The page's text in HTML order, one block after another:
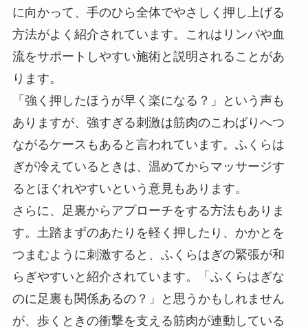
に向かって、手のひら全体でやさしく押し上げる
方法がよく紹介されています。これはリンパや血
流をサポートしやすい施術と説明されることがあ
ります。
「強く押したほうが早く楽になる？」という声も
ありますが、強すぎる刺激は筋肉のこわばりへつ
ながるケースもあると言われています。ふくらは
ぎが冷えているときは、温めてからマッサージす
るとほぐれやすいという意見もあります。
さらに、足裏からアプローチをする方法もありま
す。土踏まずのあたりを軽く押したり、かかとを
つまむように刺激すると、ふくらはぎの緊張が和
らぎやすいと紹介されています。「ふくらはぎな
のに足裏も関係あるの？」と思うかもしれません
が、歩くときの衝撃を支える筋肉が連動している